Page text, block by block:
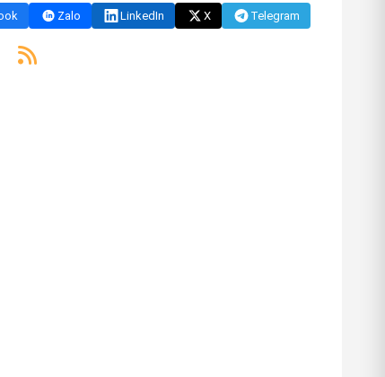
Zalo LinkedIn X Telegram